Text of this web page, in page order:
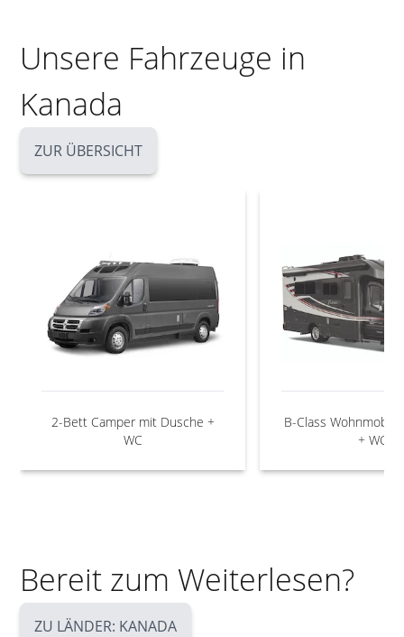
Unsere Fahrzeuge in
Kanada
ZUR ÜBERSICHT
2-Bett Camper mit Dusche +
WC
B-Class Wohnmobil
+ WC
Bereit zum Weiterlesen?
ZU LÄNDER: KANADA